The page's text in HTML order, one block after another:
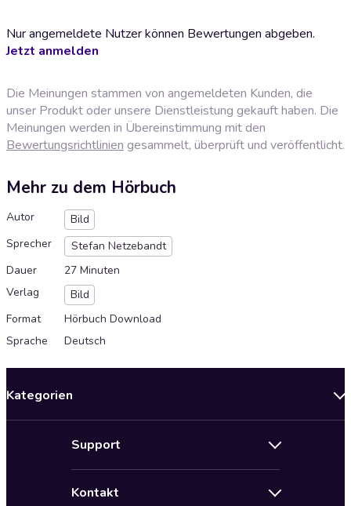
Nur angemeldete Nutzer können Bewertungen abgeben.
Jetzt anmelden
Die Meinungen stammen von angemeldeten Kunden, die
unser Produkt oder unsere Dienstleistung gekauft haben. Die
Meinungen werden in Übereinstimmung mit den
Bewertungsrichtlinien gesammelt, überprüft und veröffentlicht.
Mehr zu dem Hörbuch
Autor
Bild
Sprecher
Stefan Netzebandt
Dauer
27 Minuten
Verlag
Bild
Format
Hörbuch Download
Sprache
Deutsch
Kategorien
Support
Kontakt